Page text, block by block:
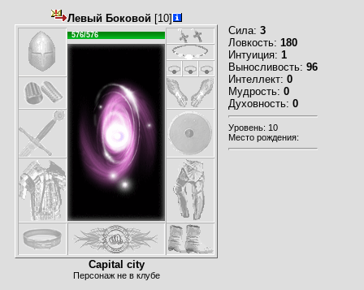
Левый Боковой [10]
576/576
Capital city
Персонаж не в клубе
Сила: 3
Ловкость: 180
Интуиция: 1
Выносливость: 96
Интеллект: 0
Мудрость: 0
Духовность: 0
Уровень: 10
Место рождения: